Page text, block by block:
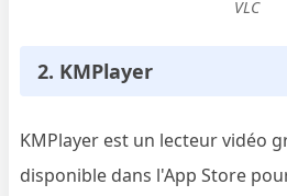
VLC
2. KMPlayer
KMPlayer est un lecteur vidéo
disponible dans l'App Store